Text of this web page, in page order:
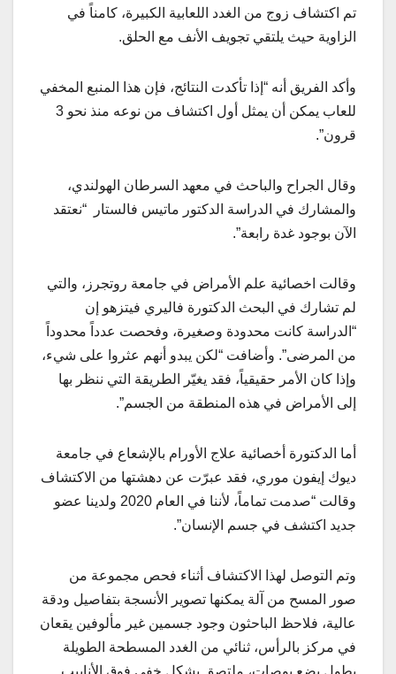
تم اكتشاف زوج من الغدد اللعابية الكبيرة، كامناً في
الزاوية حيث يلتقي تجويف الأنف مع الحلق.
وأكد الفريق أنه “إذا تأكدت النتائج، فإن هذا المنبع المخفي
للعاب يمكن أن يمثل أول اكتشاف من نوعه منذ نحو 3
قرون”.
وقال الجراح والباحث في معهد السرطان الهولندي،
والمشارك في الدراسة الدكتور ماتيس فالستار “نعتقد
الآن بوجود غدة رابعة”.
وقالت اخصائية علم الأمراض في جامعة روتجرز، والتي
لم تشارك في البحث الدكتورة فاليري فيتزهو إن
“الدراسة كانت محدودة وصغيرة، وفحصت عدداً محدوداً
من المرضى”. وأضافت “لكن يبدو أنهم عثروا على شيء،
وإذا كان الأمر حقيقياً، فقد يغيّر الطريقة التي ننظر بها
إلى الأمراض في هذه المنطقة من الجسم”.
أما الدكتورة أخصائية علاج الأورام بالإشعاع في جامعة
ديوك إيفون موري، فقد عبرّت عن دهشتها من الاكتشاف
وقالت “صدمت تماماً، لأننا في العام 2020 ولدينا عضو
جديد اكتشف في جسم الإنسان”.
وتم التوصل لهذا الاكتشاف أثناء فحص مجموعة من
صور المسح من آلة يمكنها تصوير الأنسجة بتفاصيل ودقة
عالية، فلاحظ الباحثون وجود جسمين غير مألوفين يقعان
في مركز بالرأس، ثنائي من الغدد المسطحة الطويلة
بطول بضع بوصات، ملتصق بشكل خفي فوق الأنابيب